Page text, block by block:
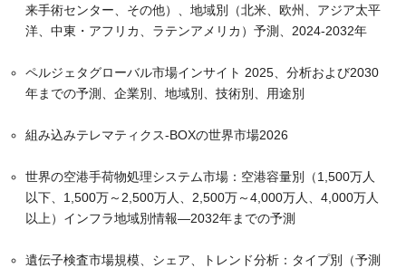
来手術センター、その他）、地域別（北米、欧州、アジア太平
洋、中東・アフリカ、ラテンアメリカ）予測、2024-2032年
ペルジェタグローバル市場インサイト 2025、分析および2030
年までの予測、企業別、地域別、技術別、用途別
組み込みテレマティクス-BOXの世界市場2026
世界の空港手荷物処理システム市場：空港容量別（1,500万人
以下、1,500万～2,500万人、2,500万～4,000万人、4,000万人
以上）インフラ地域別情報―2032年までの予測
遺伝子検査市場規模、シェア、トレンド分析：タイプ別（予測